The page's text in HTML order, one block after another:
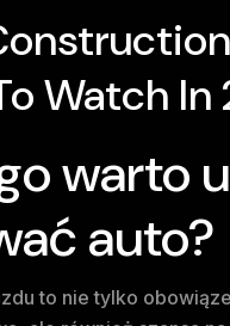
Watch In
warto
auto?
to nie tylko